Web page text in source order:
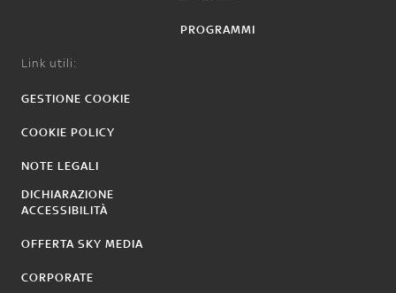
PROGRAMMI
Link utili:
GESTIONE COOKIE
COOKIE POLICY
NOTE LEGALI
DICHIARAZIONE
ACCESSIBILITÀ
OFFERTA SKY MEDIA
CORPORATE